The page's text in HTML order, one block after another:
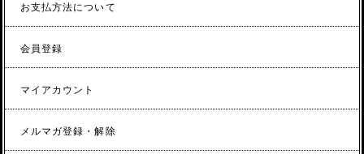
お支払方法について
会員登録
マイアカウント
メルマガ登録・解除